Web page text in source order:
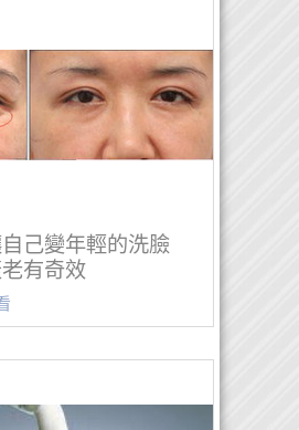
己變年輕的洗臉
有奇效